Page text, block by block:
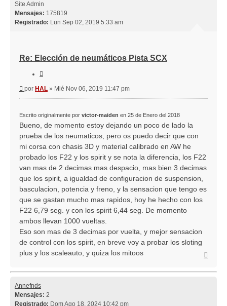
Site Admin
Mensajes: 175819
Registrado: Lun Sep 02, 2019 5:33 am
Re: Elección de neumáticos Pista SCX
Mensaje
por HAL » Mié Nov 06, 2019 11:47 pm
Escrito originalmente por victor-maiden en 25 de Enero del 2018
Bueno, de momento estoy dejando un poco de lado la
prueba de los neumaticos, pero os puedo decir que con
mi corsa con chasis 3D y material calibrado en AW he
probado los F22 y los spirit y se nota la diferencia, los F22
van mas de 2 decimas mas despacio, mas bien 3 decimas
que los spirit, a igualdad de configuracion de suspension,
basculacion, potencia y freno, y la sensacion que tengo es
que se gastan mucho mas rapidos, hoy he hecho con los
F22 6,79 seg. y con los spirit 6,44 seg. De momento
ambos llevan 1000 vueltas.
Eso son mas de 3 decimas por vuelta, y mejor sensacion
de control con los spirit, en breve voy a probar los sloting
plus y los scaleauto, y quiza los mitoos
Annefnds
Mensajes: 2
Registrado: Dom Ago 18, 2024 10:42 pm